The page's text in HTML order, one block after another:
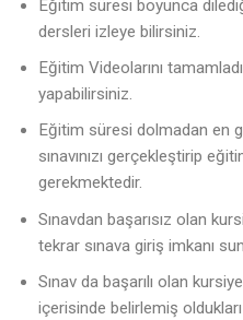
Eğitim süresi boyunca
dersleri izleye bilirsiniz.
Eğitim Videolarını
yapabilirsiniz.
Eğitim süresi dolmadan en
sınavınızı gerçekleştirip
gerekmektedir.
Sınavdan başarısız olan
tekrar sınava giriş imkanı
Sınav da başarılı olan
içerisinde belirlemiş